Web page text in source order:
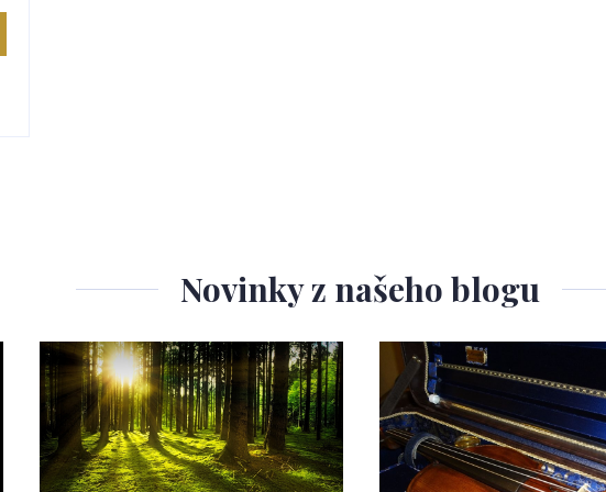
Novinky z našeho blogu